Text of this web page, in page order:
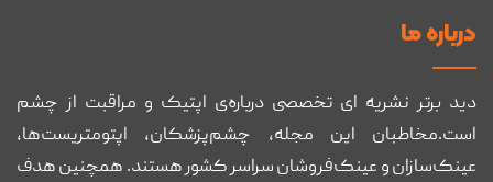
درباره ما
دید برتر نشریه ای تخصصی درباره‌ی اپتیک و مراقبت از چشم
است.مخاطبان این مجله، چشم‌پزشکان، اپتومتریست‌ها،
عینک‌سازان و عینک‌فروشان سراسر کشور هستند. همچنین هدف